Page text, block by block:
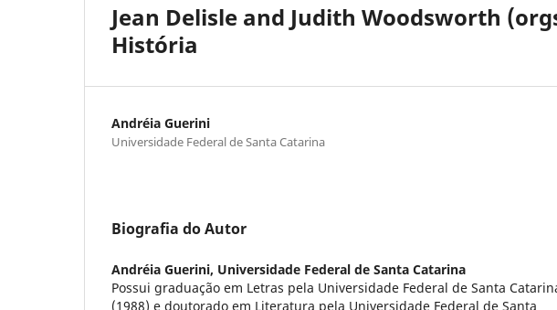
Jean Delisle and Judith Woodsworth
História
Andréia Guerini
Universidade Federal de Santa Catarina
Biografia do Autor
Andréia Guerini, Universidade Federal de Santa Catarina
Possui graduação em Letras pela Universidade Federal de Santa
(1988) e doutorado em Literatura pela Universidade Federal de Santa